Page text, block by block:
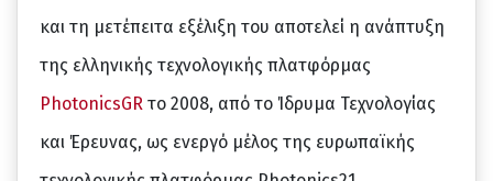
και τη μετέπειτα εξέλιξη του αποτελεί η ανάπτυξη
της ελληνικής τεχνολογικής πλατφόρμας
PhotonicsGR το 2008, από το Ίδρυμα Τεχνολογίας
και Έρευνας, ως ενεργό μέλος της ευρωπαϊκής